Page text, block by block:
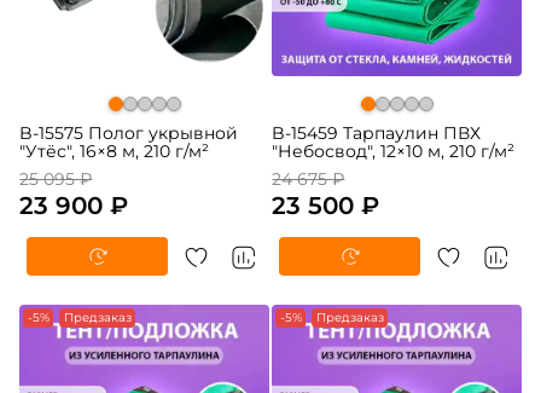
B-15575 Полог укрывной
"Утёс", 16×8 м, 210 г/м²
25 095 ₽
23 900 ₽
B-15459 Тарпаулин ПВХ
"Небосвод", 12×10 м, 210 г/м²
24 675 ₽
23 500 ₽
-5% Предзаказ -5% Предзаказ